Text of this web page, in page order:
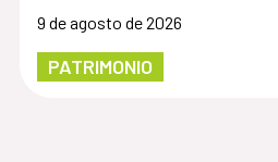
9 de agosto de 2026
PATRIMONIO